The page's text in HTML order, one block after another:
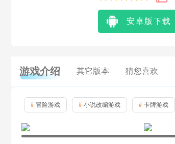
安卓版下载
游戏介绍 其它版本 猜您喜欢
# 冒险游戏 # 小说改编游戏 # 卡牌游戏